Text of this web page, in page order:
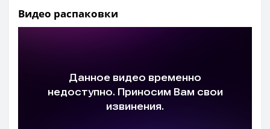
Видео распаковки